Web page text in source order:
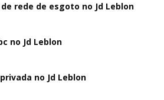
rede de esgoto no Jd Leblon
no Jd Leblon
no Jd Leblon